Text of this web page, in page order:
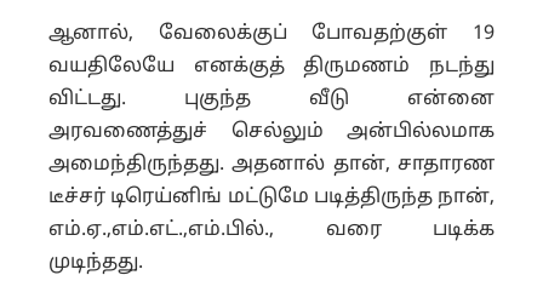
ஆனால், வேலைக்குப் போவதற்குள் 19
வயதிலேயே எனக்குத் திருமணம் நடந்து
விட்டது. புகுந்த வீடு என்னை
அரவணைத்துச் செல்லும் அன்பில்லமாக
அமைந்திருந்தது. அதனால் தான், சாதாரண
டீச்சர் டிரெய்னிங் மட்டுமே படித்திருந்த நான்,
எம்.ஏ.,எம்.எட்.,எம்.பில்., வரை படிக்க
முடிந்தது.